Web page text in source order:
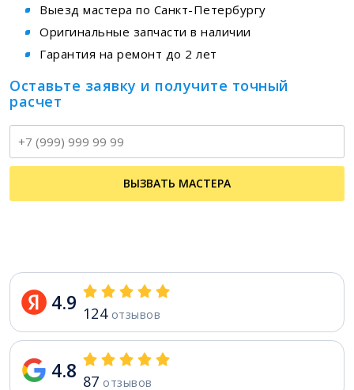
Выезд мастера по Санкт-Петербургу
Оригинальные запчасти в наличии
Гарантия на ремонт до 2 лет
Оставьте заявку и получите точный
расчет
ВЫЗВАТЬ МАСТЕРА
4.9 124отзывов
4.8 87 отзывов